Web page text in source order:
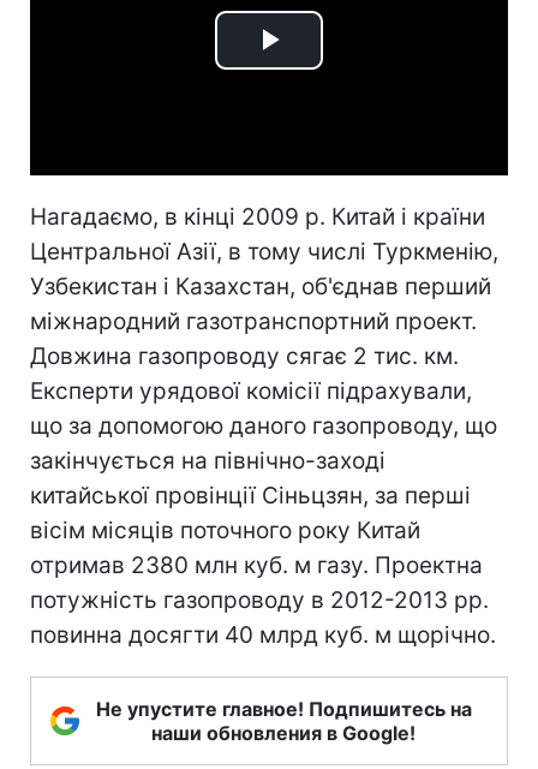
Play
Нагадаємо, в кінці 2009 р. Китай і країни
Центральної Азії, в тому числі Туркменію,
Узбекистан і Казахстан, об'єднав перший
міжнародний газотранспортний проект.
Довжина газопроводу сягає 2 тис. км.
Експерти урядової комісії підрахували,
що за допомогою даного газопроводу, що
закінчується на північно-заході
китайської провінції Сіньцзян, за перші
вісім місяців поточного року Китай
отримав 2380 млн куб. м газу. Проектна
потужність газопроводу в 2012-2013 рр.
повинна досягти 40 млрд куб. м щорічно.
Не упустите главное! Подпишитесь на
наши обновления в Google!